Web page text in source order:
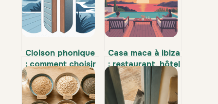
Cloison phonique
: comment choisir
et installer une
isolation vraiment
efficace
Casa maca à ibiza
: restaurant, hôtel
et expériences à
ne pas manquer